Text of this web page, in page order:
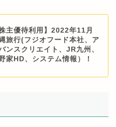
株主優待利用】2022年11月
旅行(フジオフード本社、ア
ンスクリエイト、JR九州、
家HD、システム情報）！